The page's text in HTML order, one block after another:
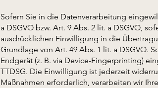
Sofern Sie in die Datenverarbeitung
a DSGVO bzw. Art. 9 Abs. 2 lit. a DSGVO,
ausdrücklichen Einwilligung in die
Grundlage von Art. 49 Abs. 1 lit. a DSGVO.
Endgerät (z. B. via Device-Fingerprinting)
TTDSG. Die Einwilligung ist jederzeit
Maßnahmen erforderlich, verarbeiten wir